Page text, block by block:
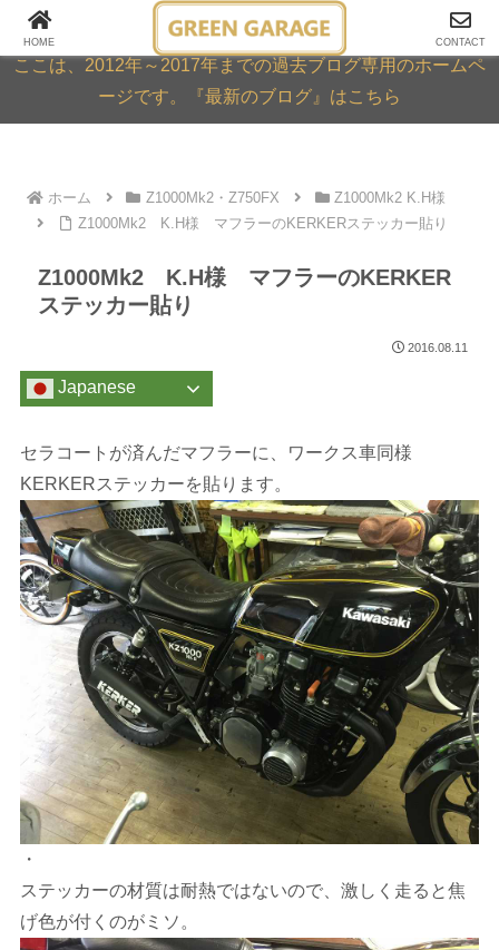
GREEN GARAGE ARCHIVE
ここは、2012年～2017年までの過去ブログ専用のホームペ
ージです。『最新のブログ』はこちら
ホーム Z1000Mk2・Z750FX
Z1000Mk2 K.H様
Z1000Mk2 K.H様 マフラーのKERKERステッカー貼り
Z1000Mk2 K.H様 マフラーのKERKER
ステッカー貼り
2016.08.11
Japanese
セラコートが済んだマフラーに、ワークス車同様
KERKERステッカーを貼ります。
・
ステッカーの材質は耐熱ではないので、激しく走ると焦
げ色が付くのがミソ。
HOME CONTACT